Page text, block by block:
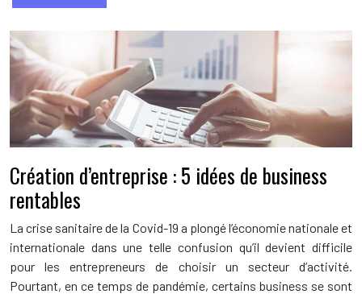
Création d’entreprise : 5 idées de business
rentables
La crise sanitaire de la Covid-19 a plongé l’économie nationale et
internationale dans une telle confusion qu’il devient difficile
pour les entrepreneurs de choisir un secteur d’activité.
Pourtant, en ce temps de pandémie, certains business se sont